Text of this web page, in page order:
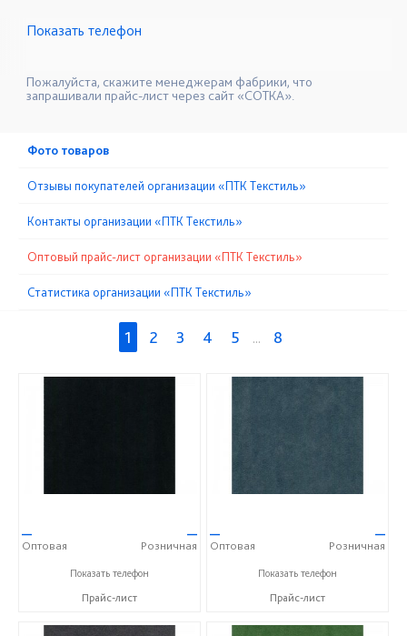
☎+7(343)256-82-55
Показать телефон
Пожалуйста, скажите менеджерам фабрики, что
запрашивали прайс-лист через сайт «СОТКА».
Фото товаров
Отзывы покупателей организации «ПТК Текстиль»
Контакты организации «ПТК Текстиль»
Оптовый прайс-лист организации «ПТК Текстиль»
Статистика организации «ПТК Текстиль»
1 2 3 4 5 ... 8
—
Оптовая
—
Розничная
+7(343)256-82-55
Показать телефон
Прайс-лист
—
Оптовая
—
Розничная
+7(343)256-82-55
Показать телефон
Прайс-лист